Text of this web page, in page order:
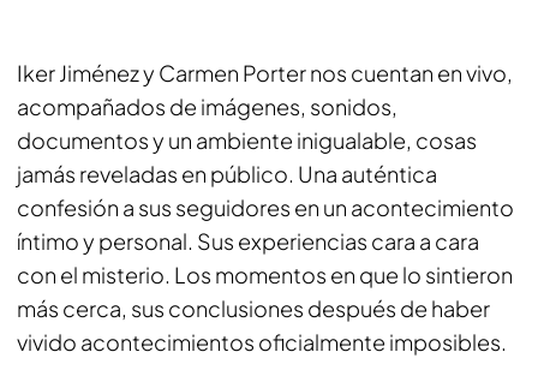
Iker Jiménez y Carmen Porter nos cuentan en vivo,
acompañados de imágenes, sonidos,
documentos y un ambiente inigualable, cosas
jamás reveladas en público. Una auténtica
confesión a sus seguidores en un acontecimiento
íntimo y personal. Sus experiencias cara a cara
con el misterio. Los momentos en que lo sintieron
más cerca, sus conclusiones después de haber
vivido acontecimientos oficialmente imposibles.